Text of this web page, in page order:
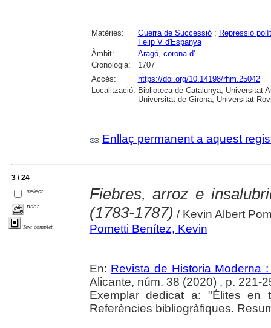
Matèries: Guerra de Successió; Repressió
Felip V d'Espanya
Àmbit:
Aragó, corona d'
Cronologia:
1707
Accés:
https://doi.org/10.14198/rhm.25042
Localització: Biblioteca de Catalunya; Universitat
Universitat de Girona; Universitat
Enllaç permanent a aquest
3 / 24
select
print
Text complet
Fiebres, arroz e
(1783-1787) / Kevin Albert
Pometti Benítez, Kevin
En: Revista de Historia Moderna
Alicante, núm. 38 (2020) , p. 221-
Exemplar dedicat a: "Élites en
Referències bibliogràfiques.